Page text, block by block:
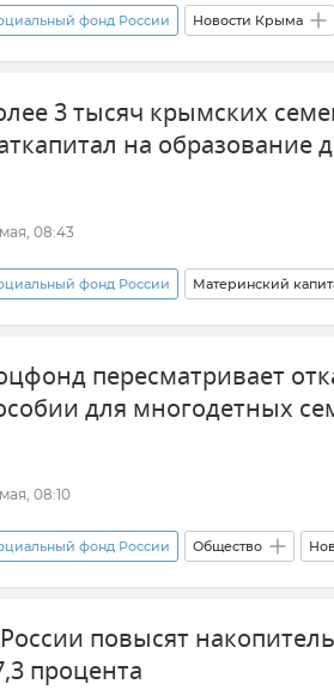
фонд России Новости Крыма
Рябоконь
3 тысяч крымских
на образование
08:43
фонд России Материнский
в Крыму и Севастополе
пересматривает
для многодетных
08:10
фонд России Общество
семья
повысят
процента